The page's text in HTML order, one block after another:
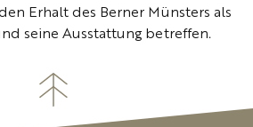
Erhalt des Berner Münsters als
seine Ausstattung betreffen.